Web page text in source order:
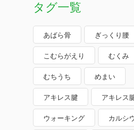
タグ一覧
あばら骨 ぎっくり腰
こむらがえり むくみ
むちうち めまい
アキレス腱 アキレス
ウォーキング カルシ